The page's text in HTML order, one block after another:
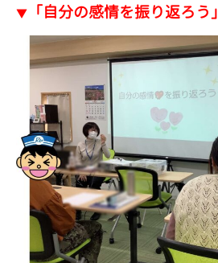
▼ 「自分の感情を振り返ろう」